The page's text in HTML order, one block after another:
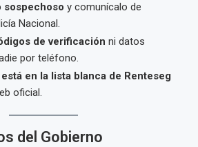
sospechoso y comunícalo de
Nacional.
de verificación ni datos
por teléfono.
está en la lista blanca de Renteseg
oficial.
del Gobierno